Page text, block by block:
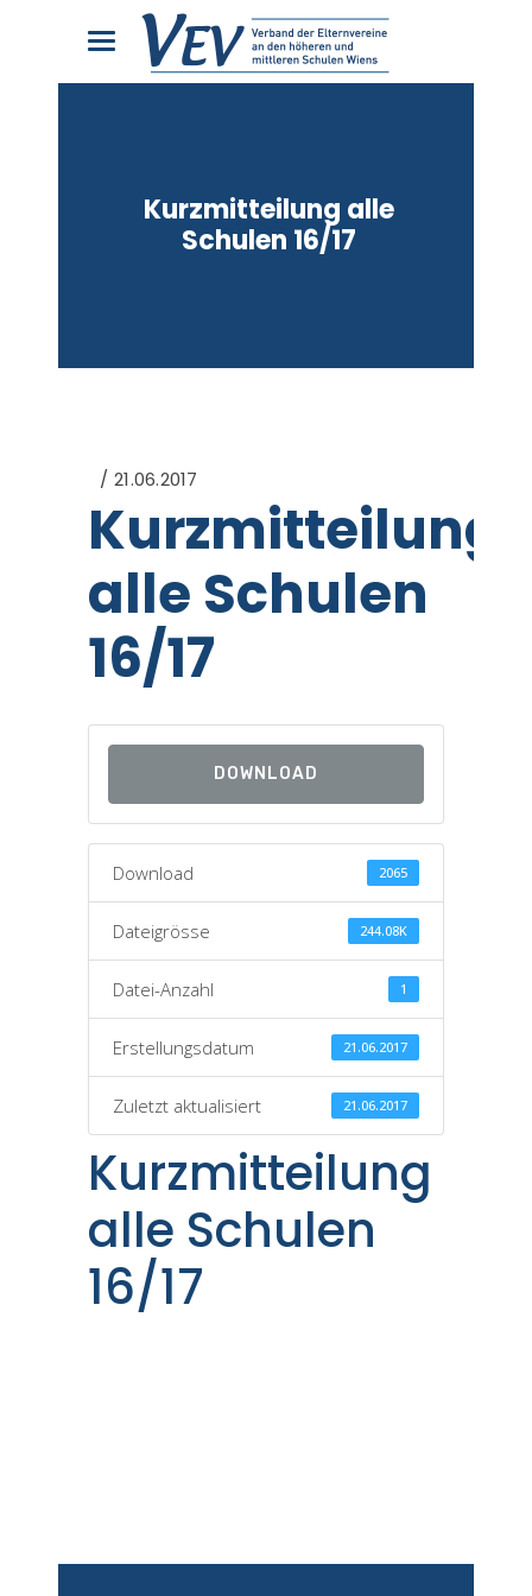
Kurzmitteilung alle
Schulen 16/17
21.06.2017
Kurzmitteilung
alle Schulen
16/17
DOWNLOAD
Download 2065
Dateigrösse 244.08K
Datei-Anzahl 1
Erstellungsdatum 21.06.2017
Zuletzt aktualisiert 21.06.2017
Kurzmitteilung
alle Schulen
16/17